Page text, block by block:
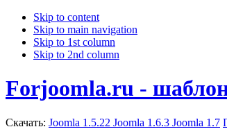
Skip to content
Skip to main navigation
Skip to 1st column
Skip to 2nd column
Forjoomla.ru -
Скачать: Joomla 1.5.22 Joomla 1.6.3 Joomla 1.7